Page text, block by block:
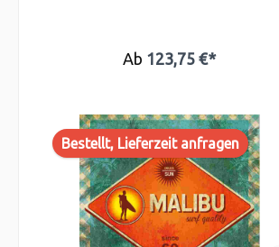
Ab 123,75 €*
Bestellt, Lieferzeit anfragen